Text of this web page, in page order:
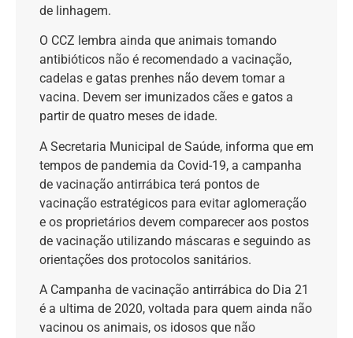
de linhagem.
O CCZ lembra ainda que animais tomando
antibióticos não é recomendado a vacinação,
cadelas e gatas prenhes não devem tomar a
vacina. Devem ser imunizados cães e gatos a
partir de quatro meses de idade.
A Secretaria Municipal de Saúde, informa que em
tempos de pandemia da Covid-19, a campanha
de vacinação antirrábica terá pontos de
vacinação estratégicos para evitar aglomeração
e os proprietários devem comparecer aos postos
de vacinação utilizando máscaras e seguindo as
orientações dos protocolos sanitários.
A Campanha de vacinação antirrábica do Dia 21
é a ultima de 2020, voltada para quem ainda não
vacinou os animais, os idosos que não